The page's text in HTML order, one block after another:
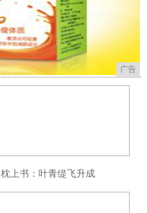
广告
枕上书：叶青缇飞升成